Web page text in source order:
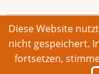
© 2026
Footer
Impressum
Diese Website
nicht gespeichert.
fortsetzen,